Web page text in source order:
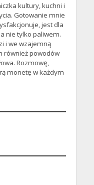
kultury, kuchni i
Gotowanie mnie
jest dla
nie tylko paliwem.
i we wzajemną
również powodów
Rozmowę,
monetę w każdym